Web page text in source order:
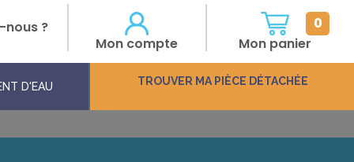
nous ?
Mon compte
Mon panier
0
D'EAU TROUVER MA PIÈCE DÉTACHÉE